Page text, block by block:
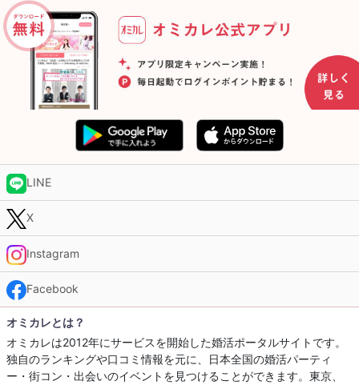
LINE
X
Instagram
Facebook
オミカレとは？
オミカレは2012年にサービスを開始した婚活ポータルサイトです。
独自のランキングや口コミ情報を元に、日本全国の婚活パーティ
ー・街コン・出会いのイベントを見つけることができます。東京、